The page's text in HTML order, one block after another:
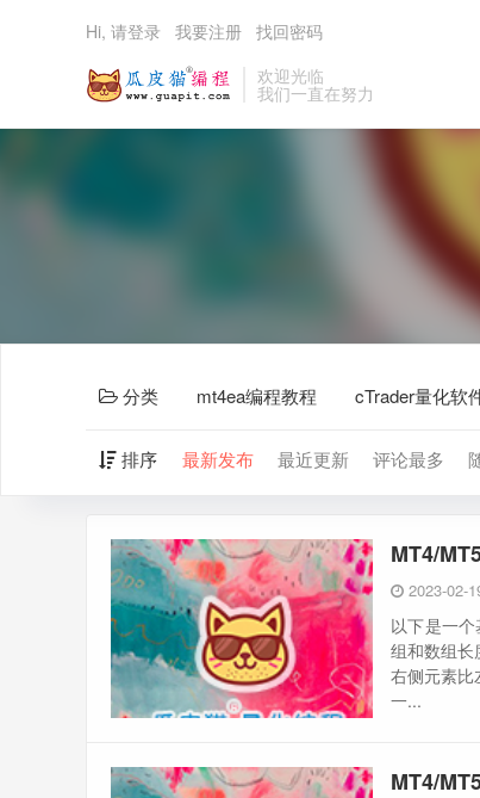
欢迎光临
我们一直在努力
Hi, 请登录 我要注册 找回密码
分类 mt4ea编程教程 cTrader量化软
排序 最新发布 最近更新 评论最多
MT4/
2023-02-
以下是一
组和数组
右侧元素比
一...
MT4/